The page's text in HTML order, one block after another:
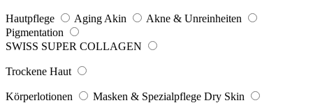
Hautpflege Aging Akin
Akne & Unreinheiten
Pigmentation
SWISS SUPER COLLAGEN
Trockene Haut
Körperlotionen Masken & Spezialpflege Dry Skin